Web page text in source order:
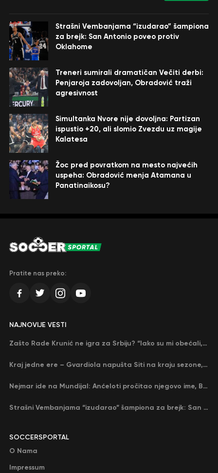
Strašni Vembanjama “izudarao” šampiona
za brejk: San Antonio poveo protiv
Oklahome
Treneri sumirali dramatičan Večiti derbi:
Penjaroja zadovoljan, Obradović traži
agresivnost
Simultanka Nvore nije dovoljna: Partizan
ispustio +20, ali slomio Zvezdu uz magije
Kalatesa
Žoc pred povratkom na mesto najvećih
uspeha: Obradović menja Atamana u
Panatinaikosu?
Pratite nas preko:
SOCCERSPORTAL
O Nama
Impressum
NAJNOVIJE VESTI
Zašto Rade Krunić ne igra za Srbiju? “Iako su mi obećali, niko me nije zvao…”
Kraj jedne ere – Gvardiola napušta Siti na kraju sezone, menja ga njegov nekadašnji rival
Nejmar ide na Mundijal: Anćeloti pročitao njegovo ime, Brazil u delirijumu (VIDEO)
Strašni Vembanjama “izudarao” šampiona za brejk: San Antonio poveo protiv Oklahome